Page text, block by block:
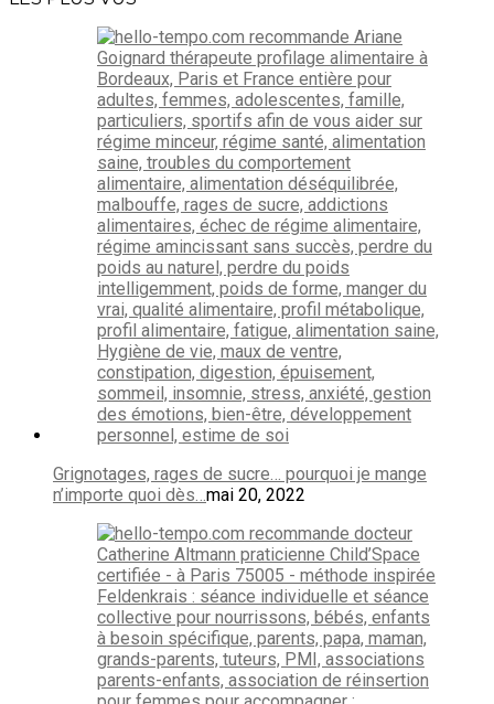
Grignotages, rages de sucre… pourquoi je mange
n’importe quoi dès…mai 20, 2022